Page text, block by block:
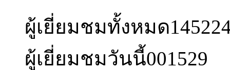
ผู้เยี่ยมชมทั้งหมด
ผู้เยี่ยมชมวันนี้001529